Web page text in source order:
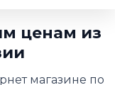
ценам из
магазине по